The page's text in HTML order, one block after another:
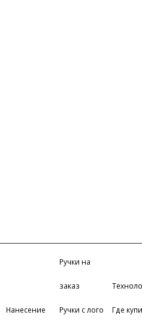
Нанесение
Ручки на
заказ
Ручки с лого Где